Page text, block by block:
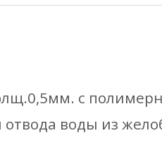
с
воды из